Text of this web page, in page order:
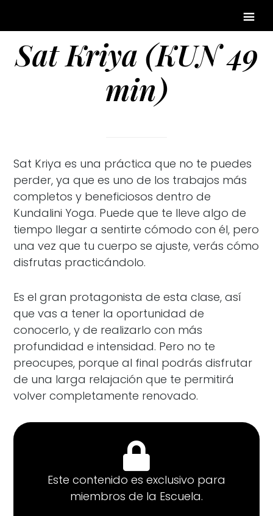
Sat Kriya (KUN 49
min)
Sat Kriya es una práctica que no te puedes
perder, ya que es uno de los trabajos más
completos y beneficiosos dentro de
Kundalini Yoga. Puede que te lleve algo de
tiempo llegar a sentirte cómodo con él, pero
una vez que tu cuerpo se ajuste, verás cómo
disfrutas practicándolo.
Es el gran protagonista de esta clase, así
que vas a tener la oportunidad de
conocerlo, y de realizarlo con más
profundidad e intensidad. Pero no te
preocupes, porque al final podrás disfrutar
de una larga relajación que te permitirá
volver completamente renovado.
Este contenido es exclusivo para
miembros de la Escuela.